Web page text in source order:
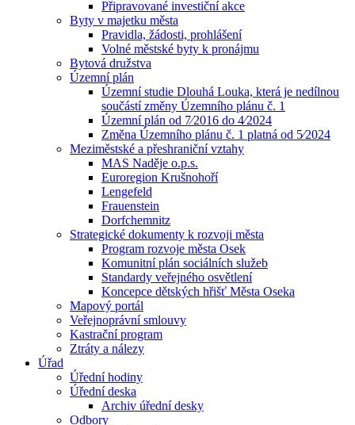
Připravované investiční akce
Byty v majetku města
Pravidla, žádosti, prohlášení
Volné městské byty k pronájmu
Bytová družstva
Územní plán
Územní studie Dlouhá Louka, která je nedílnou
součástí změny Územního plánu č. 1
Územní plán od 7⁄2016 do 4⁄2024
Změna Územního plánu č. 1 platná od 5⁄2024
Meziměstské a přeshraniční vztahy
MAS Naděje o.p.s.
Euroregion Krušnohoří
Lengefeld
Frauenstein
Dorfchemnitz
Strategické dokumenty k rozvoji města
Program rozvoje města Osek
Komunitní plán sociálních služeb
Standardy veřejného osvětlení
Koncepce dětských hřišť Města Oseka
Mapový portál
Veřejnoprávní smlouvy
Kastrační program
Ztráty a nálezy
Úřad
Úřední hodiny
Úřední deska
Archiv úřední desky
Odbory